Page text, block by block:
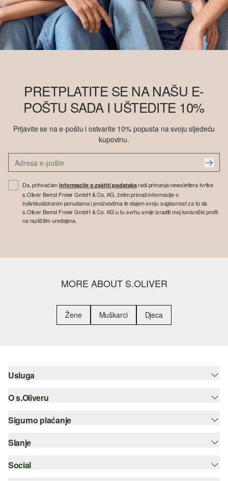
PRETPLATITE SE NA NAŠU E-
POŠTU SADA I UŠTEDITE 10%
Prijavite se na e-poštu i ostvarite 10% popusta na svoju sljedeću
kupovinu.
Da, prihvaćaminformacije o zaštiti podatakaradi primanja newslettera tvrtke
s.Oliver Bernd Freier GmbH & Co. KG, želim primati informacije o
individualiziranim ponudama i proizvodima te dajem svoju suglasnost za to da
s.Oliver Bernd Freier GmbH & Co. KG u tu svrhu smije izraditi moj korisnički profil
na različitim uređajima.
MORE ABOUT S.OLIVER
Žene Muškarci Djeca
Usluga
Pomoć i česta pitanja
Savjetovanje o veličinama
Odjeća
O s.Oliveru
Newsletter
s.Oliver Group
Sigurno plaćanje
Kreditna kartica
PayPal
Slanje
Hrvatska pošta
Social